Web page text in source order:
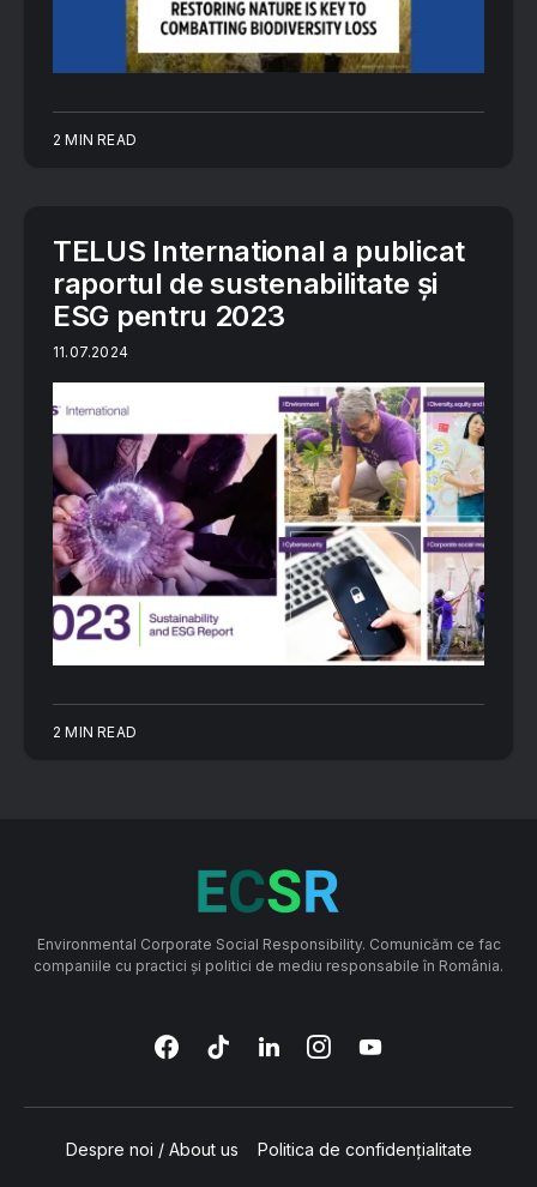
2 MIN READ
TELUS International a publicat
raportul de sustenabilitate și
ESG pentru 2023
11.07.2024
2 MIN READ
Environmental Corporate Social Responsibility. Comunicăm ce fac
companiile cu practici și politici de mediu responsabile în România.
Despre noi / About us Politica de confidențialitate